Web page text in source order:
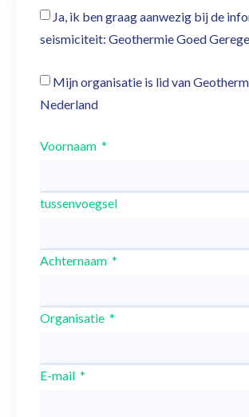
Ja, ik ben graag aanwezig bij de
seismiciteit: Geothermie Goed
Mijn organisatie is lid van
Nederland
Voornaam
tussenvoegsel
Achternaam
Organisatie
E-mail